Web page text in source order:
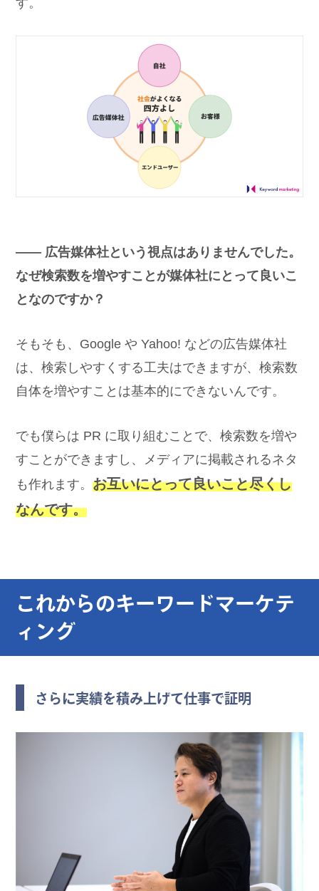
―― 広告媒体社という視点はありませんでした。
なぜ検索数を増やすことが媒体社にとって良いこ
となのですか？
そもそも、Google や Yahoo! などの広告媒体社
は、検索しやすくする工夫はできますが、検索数
自体を増やすことは基本的にできないんです。
でも僕らは PR に取り組むことで、検索数を増や
すことができますし、メディアに掲載されるネタ
も作れます。お互いにとって良いこと尽くし
なんです。
これからのキーワードマーケテ
ィング
さらに実績を積み上げて仕事で証明